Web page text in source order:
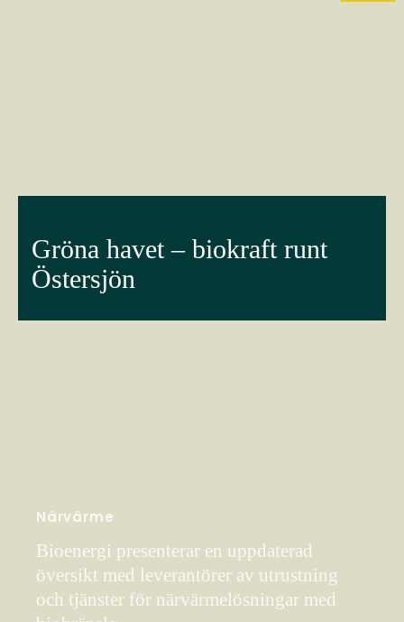
Gröna havet – biokraft runt
Östersjön
Närvärme
Bioenergi presenterar en uppdaterad
översikt med leverantörer av utrustning
och tjänster för närvärmelösningar med